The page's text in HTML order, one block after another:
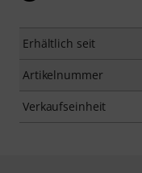
Erhältlich seit
Artikelnummer
Verkaufseinheit